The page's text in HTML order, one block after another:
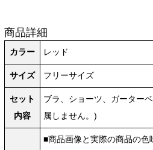
商品詳細
カラー レッド
サイズ フリーサイズ
セット
内容
ブラ、ショーツ、ガーター
属しません。)
■商品画像と実際の商品の